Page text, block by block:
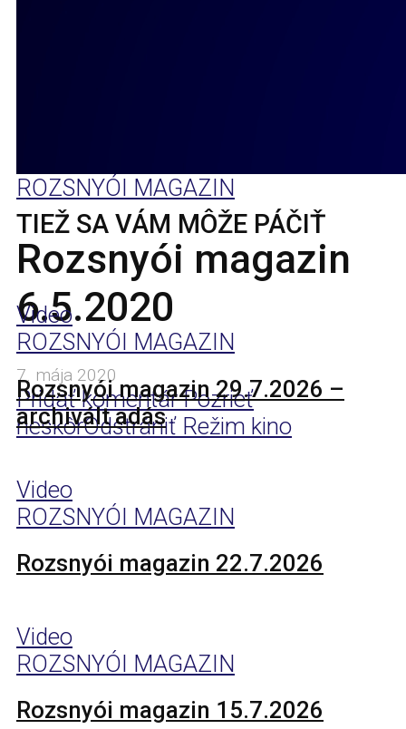
ROZSNYÓI MAGAZIN
Rozsnyói magazin
6.5.2020
7. mája 2020
Pridať komentár Pozrieť
neskôrOdstrániť Režim kino
TIEŽ SA VÁM MÔŽE PÁČIŤ
Video
ROZSNYÓI MAGAZIN
Rozsnyói magazin 29.7.2026 –
archivált adás
Video
ROZSNYÓI MAGAZIN
Rozsnyói magazin 22.7.2026
Video
ROZSNYÓI MAGAZIN
Rozsnyói magazin 15.7.2026